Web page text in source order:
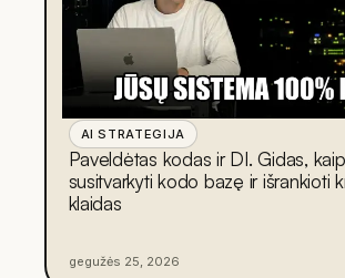
AI STRATEGIJA
Paveldėtas kodas ir DI. Gidas,
susitvarkyti kodo bazę ir išrankioti
klaidas
gegužės 25, 2026